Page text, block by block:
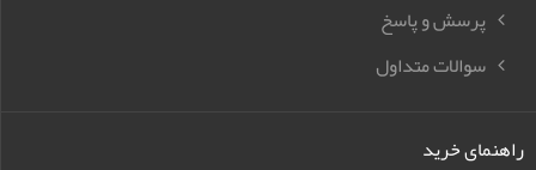
پرسش و پاسخ
سوالات متداول
راهنمای خرید